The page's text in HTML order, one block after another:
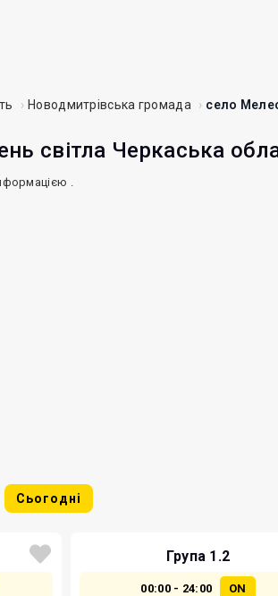
Новодмитрівська громада село
світла Черкаська
.
Сьогодні
Група 1.2
00:00 - 24:00 ON